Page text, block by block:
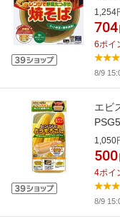
1,254
704
6ポイ
8/9
エビ
1,050
500
4ポイ
8/9